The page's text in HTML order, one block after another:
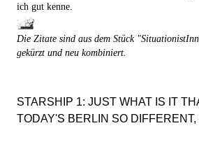
ich gut kenne.
Die Zitate sind aus dem Stück
gekürzt und neu kombiniert.
STARSHIP 1: JUST WHAT IS IT
TODAY'S BERLIN SO